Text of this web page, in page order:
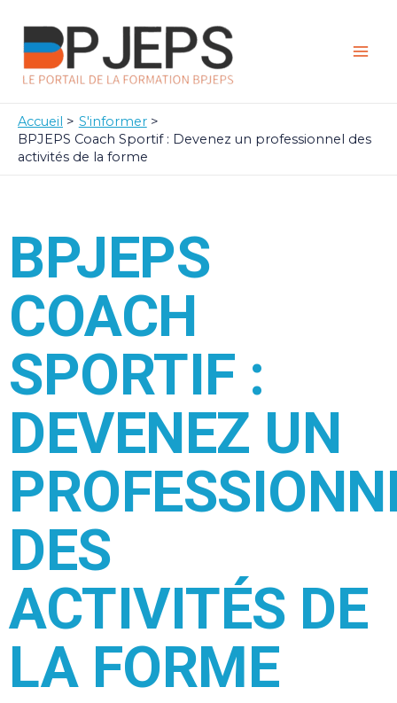
contenu
Accueil
S'informer
BPJEPS Coach Sportif : Devenez un professionnel des
activités de la forme
BPJEPS
COACH
SPORTIF :
DEVENEZ UN
DES
ACTIVITÉS DE
LA FORME